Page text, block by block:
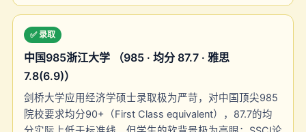
✅ 录取
中国985浙江大学 （985 · 均分 87.7 · 雅思
7.8(6.9)）
剑桥大学应用经济学硕士录取极为严苛，对中国顶尖985
院校要求均分90+（First Class equivalent），87.7的均